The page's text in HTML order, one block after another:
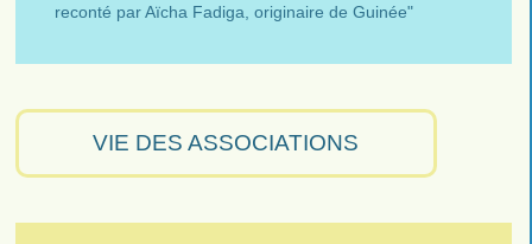
reconté par Aïcha Fadiga, originaire de Guinée"
VIE DES ASSOCIATIONS